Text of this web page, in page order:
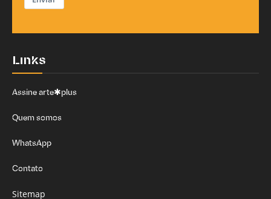
Links
Assine arte✱plus
Quem somos
WhatsApp
Contato
Sitemap